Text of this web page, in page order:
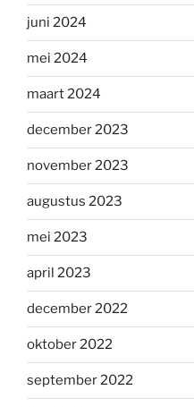
juni 2024
mei 2024
maart 2024
december 2023
november 2023
augustus 2023
mei 2023
april 2023
december 2022
oktober 2022
september 2022